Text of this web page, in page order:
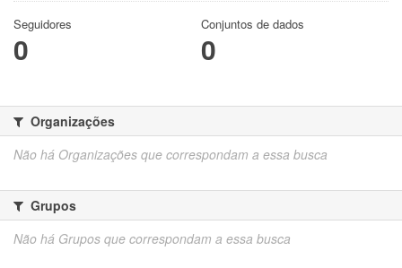
Seguidores
0
Conjuntos de dados
0
Organizações
Não há Organizações que correspondam a essa busca
Grupos
Não há Grupos que correspondam a essa busca